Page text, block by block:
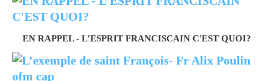
EN RAPPEL - L’ESPRIT FRANCISCAIN C'EST QUOI?